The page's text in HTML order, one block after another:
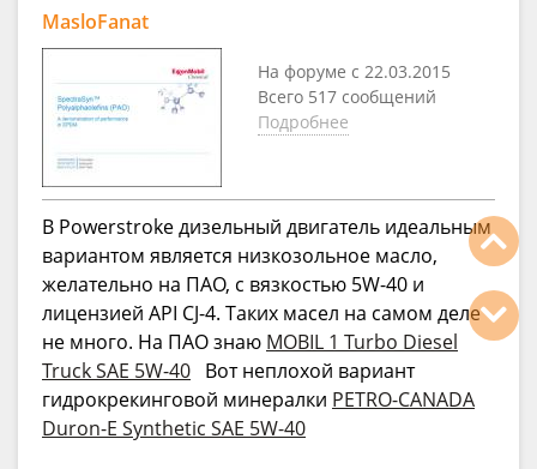
MasloFanat
На форуме с 22.03.2015
Всего 517 сообщений
Подробнее
В Powerstroke дизельный двигатель идеальным
вариантом является низкозольное масло,
желательно на ПАО, с вязкостью 5W-40 и
лицензией API CJ-4. Таких масел на самом деле
не много. На ПАО знаю MOBIL 1 Turbo Diesel
Truck SAE 5W-40 Вот неплохой вариант
гидрокрекинговой минералки PETRO-CANADA
Duron-E Synthetic SAE 5W-40